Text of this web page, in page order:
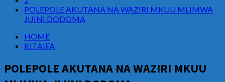
POLEPOLE AKUTANA NA WAZIRI MKUU MLIMWA
JIJINI DODOMA
HOME
KITAIFA
POLEPOLE AKUTANA NA WAZIRI MKUU